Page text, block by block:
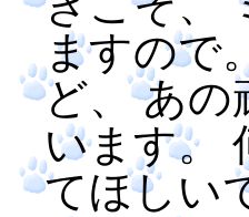
ますので
ど、 あの
います。
てほしい